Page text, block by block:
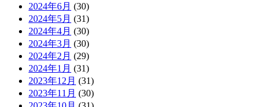
2024年6月 (30)
2024年5月 (31)
2024年4月 (30)
2024年3月 (30)
2024年2月 (29)
2024年1月 (31)
2023年12月 (31)
2023年11月 (30)